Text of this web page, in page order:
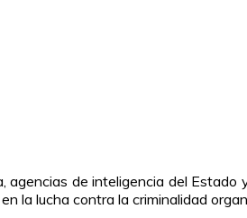
de inteligencia del
la lucha contra la criminalidad